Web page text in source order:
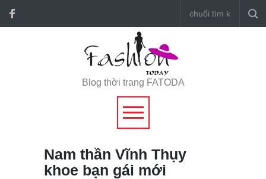
Blog thời trang FATODA
Nam thần Vĩnh Thụy
khoe bạn gái mới